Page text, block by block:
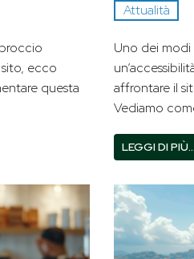
ecco
questa
Attualità
Uno dei
affrontare il
Vediamo
LEGGI DI PIÙ…